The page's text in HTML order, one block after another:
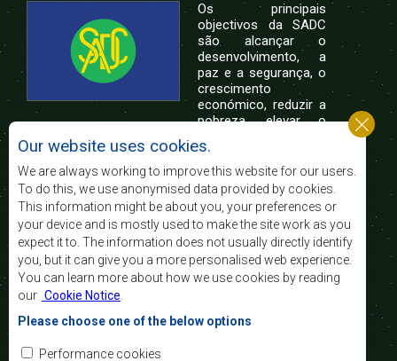
Os principais
objectivos da SADC
são alcançar o
desenvolvimento, a
paz e a segurança, o
crescimento
económico, reduzir a
pobreza, elevar o
nível e a qualidade de vida das populações da
África Austral, e apoiar as camadas sociais
desfavorecidas mediante a integração regional,
assente nos princípios democráticos e no
desenvolvimento equitativo e sustentável.
Contact Us
SADC House
Plot No. 54385
Central Business District
Private Bag 0095
Our website uses cookies.
We are always working to improve this website for our users.
To do this, we use anonymised data provided by cookies.
This information might be about you, your preferences or
your device and is mostly used to make the site work as you
expect it to. The information does not usually directly identify
you, but it can give you a more personalised web experience.
You can learn more about how we use cookies by reading
our Cookie Notice
Please choose one of the below options
Performance cookies